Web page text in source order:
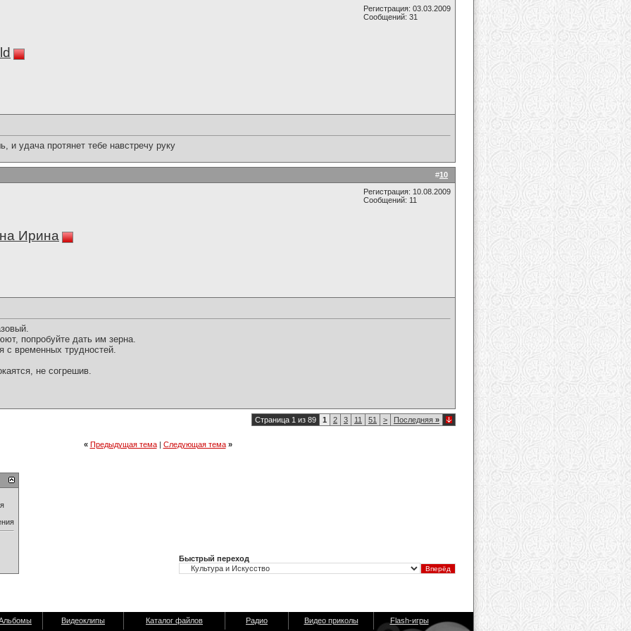
Регистрация: 03.03.2009
Сообщений: 31
и удача протянет тебе навстречу руку
#10
Ирина
Регистрация: 10.08.2009
Сообщений: 11
попробуйте дать им зерна.
с временных трудностей.
не согрешив.
Страница 1 из 89 1 2 3 11 51 > Последняя »
« Предыдущая тема| Следующая тема »
Быстрый переход
Видеоклипы Каталог файлов Радио Видео приколы Flash-игры